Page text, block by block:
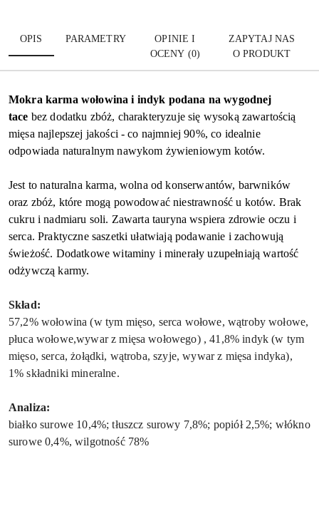
OPIS PARAMETRY
OPINIE I
OCENY (0)
ZAPYTAJ NAS
O PRODUKT
Mokra karma wołowina i indyk podana na wygodnej
tace bez dodatku zbóż, charakteryzuje się wysoką zawartością
mięsa najlepszej jakości - co najmniej 90%, co idealnie
odpowiada naturalnym nawykom żywieniowym kotów.
Jest to naturalna karma, wolna od konserwantów, barwników
oraz zbóż, które mogą powodować niestrawność u kotów. Brak
cukru i nadmiaru soli. Zawarta tauryna wspiera zdrowie oczu i
serca. Praktyczne saszetki ułatwiają podawanie i zachowują
świeżość. Dodatkowe witaminy i minerały uzupełniają wartość
odżywczą karmy.
Skład:
57,2% wołowina (w tym mięso, serca wołowe, wątroby wołowe,
płuca wołowe,wywar z mięsa wołowego) , 41,8% indyk (w tym
mięso, serca, żołądki, wątroba, szyje, wywar z mięsa indyka),
1% składniki mineralne.
Analiza:
białko surowe 10,4%; tłuszcz surowy 7,8%; popiół 2,5%; włókno
surowe 0,4%, wilgotność 78%